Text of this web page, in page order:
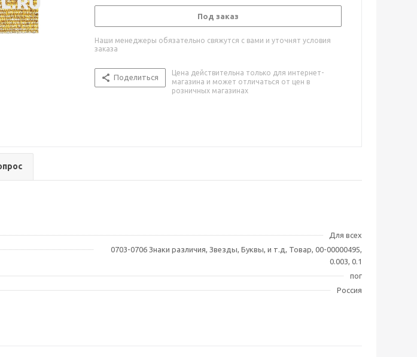
Под заказ
Наши менеджеры обязательно свяжутся с вами и уточнят условия
заказа
Поделиться
Цена действительна только для интернет-
магазина и может отличаться от цен в
розничных магазинах
Для всех
0703-0706 Знаки различия, Звезды, Буквы, и т.д, Товар, 00-00000495,
0.003, 0.1
пог
Россия